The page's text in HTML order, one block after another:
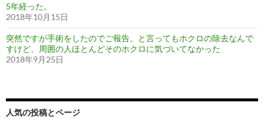
5年経った。
2018年10月15日
突然ですが手術をしたのでご報告。と言ってもホクロの除去なんで
すけど、周囲の人ほとんどそのホクロに気づいてなかった
2018年9月25日
人気の投稿とページ